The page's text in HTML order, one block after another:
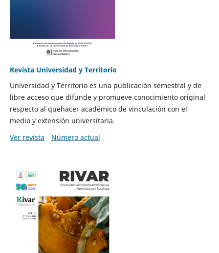
Revista Universidad y Territorio
Universidad y Territorio es una publicación semestral y de
libre acceso que difunde y promueve conocimiento original
respecto al quehacer académico de vinculación con el
medio y extensión universitaria.
Ver revista
Número actual